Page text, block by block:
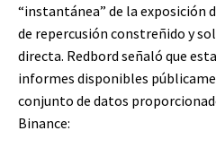
“instantánea” de la exposición
de repercusión constreñido y
directa. Redbord señaló que
informes disponibles
conjunto de datos
Binance: